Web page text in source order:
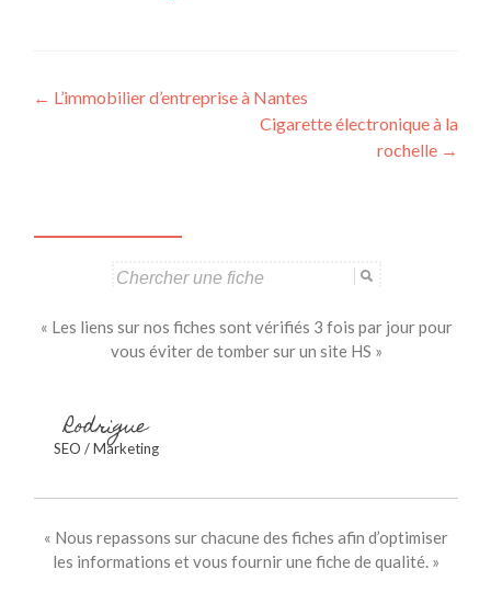
Navigation
← L’immobilier d’entreprise à Nantes
Cigarette électronique à la
rochelle →
« Les liens sur nos fiches sont vérifiés 3 fois par jour pour
vous éviter de tomber sur un site HS »
Rodrigue
SEO / Marketing
« Nous repassons sur chacune des fiches afin d’optimiser
les informations et vous fournir une fiche de qualité. »